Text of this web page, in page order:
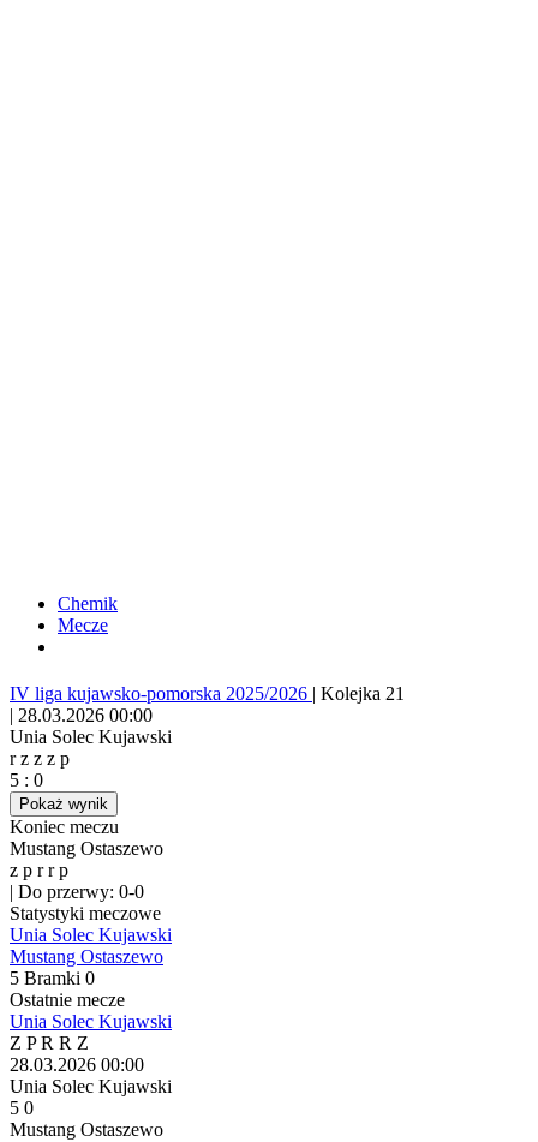
Chemik
Mecze
IV liga kujawsko-pomorska 2025/2026 | Kolejka 21
| 28.03.2026 00:00
Unia Solec Kujawski
rz z z p
5 : 0
Pokaż wynik
Koniec meczu
Mustang Ostaszewo
z p rrp
| Do przerwy: 0-0
Statystyki meczowe
Unia Solec Kujawski
Mustang Ostaszewo
5 Bramki 0
Ostatnie mecze
Unia Solec Kujawski
Z PR R Z
28.03.2026 00:00
Unia Solec Kujawski
5 0
Mustang Ostaszewo